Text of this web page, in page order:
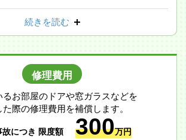
続きを読む
修理費用
るお部屋のドアや窓ガラスなどを
際の修理費用を補償します。
故につき 限度額 300万円